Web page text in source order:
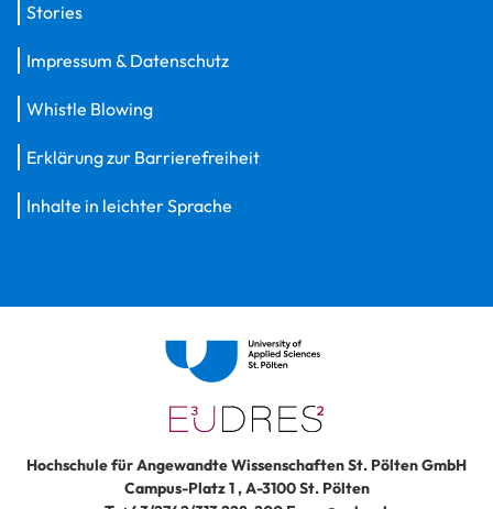
Stories
Impressum & Datenschutz
Whistle Blowing
Erklärung zur Barrierefreiheit
Inhalte in leichter Sprache
Hochschule für Angewandte Wissenschaften St. Pölten GmbH
Campus-Platz 1,A-3100St. Pölten